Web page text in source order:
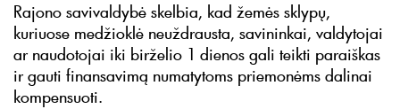
Rajono savivaldybė skelbia, kad žemės sklypų,
kuriuose medžioklė neuždrausta, savininkai, valdytojai
ar naudotojai iki birželio 1 dienos gali teikti paraiškas
ir gauti finansavimą numatytoms priemonėms dalinai
kompensuoti.